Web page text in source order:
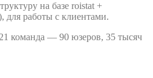
на базе roistat +
для работы с клиентами.
команда — 90 юзеров, 35 тысяч